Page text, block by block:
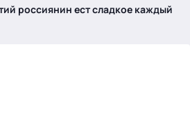
россиянин ест сладкое каждый